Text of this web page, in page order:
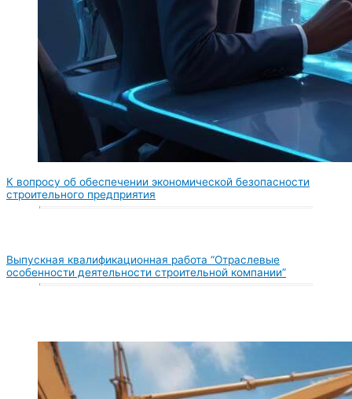
К вопросу об обеспечении экономической безопасности
строительного предприятия
Выпускная квалификационная работа “Отраслевые
особенности деятельности строительной компании”